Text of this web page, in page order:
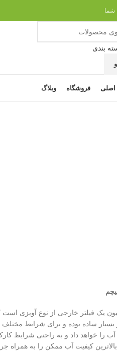
شما
بندی
فروشگاه وبلاگ
یک فیلتر خارجی از نوع آویزی است
بسیار ساده بوده و برای شرایط
را خواهد داد و به راحتی شرایط